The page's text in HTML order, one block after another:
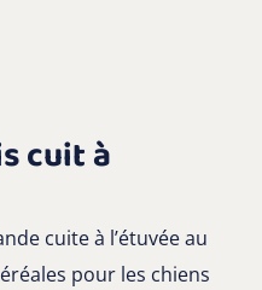
cuit à
cuite à l’étuvée au
pour les chiens